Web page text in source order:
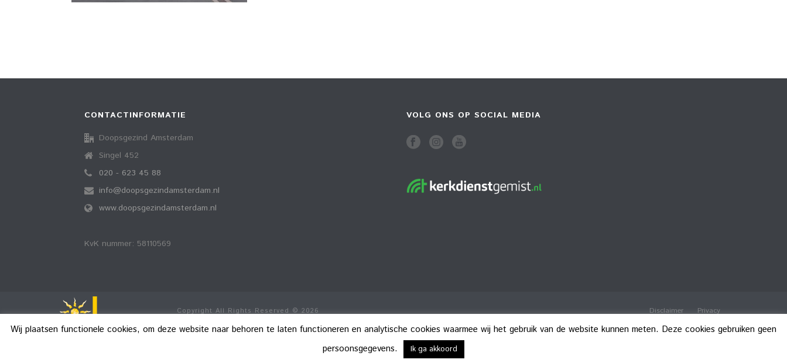
CONTACTINFORMATIE
Doopsgezind Amsterdam
Singel 452
020 - 623 45 88
info@doopsgezindamsterdam.nl
www.doopsgezindamsterdam.nl
KvK nummer: 58110569
VOLG ONS OP SOCIAL MEDIA
Copyright All Rights Reserved © 2026 Disclaimer Privacy
Wij plaatsen functionele cookies, om deze website naar behoren te laten functioneren en analytische cookies waarmee wij het gebruik van de website kunnen meten. Deze cookies gebruiken geen
persoonsgegevens.
Ik ga akkoord